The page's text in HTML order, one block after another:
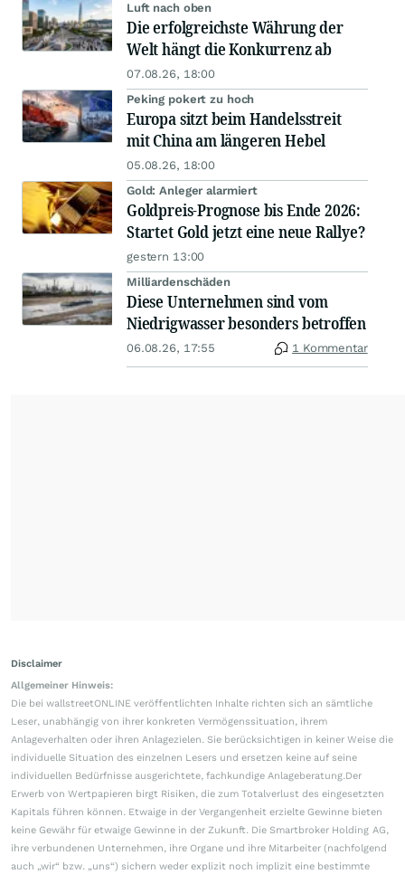
Luft nach oben
Die erfolgreichste Währung der
Welt hängt die Konkurrenz ab
07.08.26, 18:00
Peking pokert zu hoch
Europa sitzt beim Handelsstreit
mit China am längeren Hebel
05.08.26, 18:00
Gold: Anleger alarmiert
Goldpreis-Prognose bis Ende 2026:
Startet Gold jetzt eine neue Rallye?
gestern 13:00
Milliardenschäden
Diese Unternehmen sind vom
Niedrigwasser besonders betroffen
06.08.26, 17:55 1 Kommentar
Disclaimer
Allgemeiner Hinweis:
Die bei wallstreetONLINE veröffentlichten Inhalte richten sich an sämtliche
Leser, unabhängig von ihrer konkreten Vermögenssituation, ihrem
Anlageverhalten oder ihren Anlagezielen. Sie berücksichtigen in keiner Weise die
individuelle Situation des einzelnen Lesers und ersetzen keine auf seine
individuellen Bedürfnisse ausgerichtete, fachkundige Anlageberatung.Der
Erwerb von Wertpapieren birgt Risiken, die zum Totalverlust des eingesetzten
Kapitals führen können. Etwaige in der Vergangenheit erzielte Gewinne bieten
keine Gewähr für etwaige Gewinne in der Zukunft. Die Smartbroker Holding AG,
ihre verbundenen Unternehmen, ihre Organe und ihre Mitarbeiter (nachfolgend
auch „wir“ bzw. „uns“) sichern weder explizit noch implizit eine bestimmte